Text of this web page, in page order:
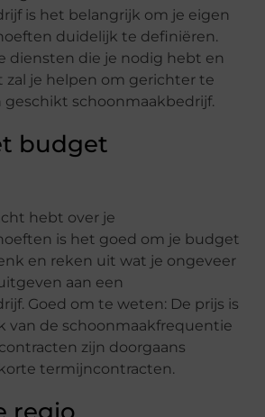
is het belangrijk om je eigen
duidelijk te definiëren.
diensten die je nodig hebt en
zal je helpen om gerichter te
geschikt schoonmaakbedrijf.
budget
hebt over je
is het goed om je budget
en reken uit wat je ongeveer
aan een
Goed om te weten: De prijs is
van de schoonmaakfrequentie
zijn doorgaans
termijncontracten.